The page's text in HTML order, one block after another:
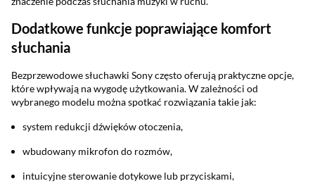
Dodatkowe funkcje poprawiające komfort
słuchania
Bezprzewodowe słuchawki Sony często oferują praktyczne opcje,
które wpływają na wygodę użytkowania. W zależności od
wybranego modelu można spotkać rozwiązania takie jak:
system redukcji dźwięków otoczenia,
wbudowany mikrofon do rozmów,
intuicyjne sterowanie dotykowe lub przyciskami,